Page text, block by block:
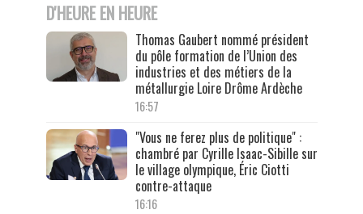
D'HEURE EN HEURE
Thomas Gaubert nommé président
du pôle formation de l’Union des
industries et des métiers de la
métallurgie Loire Drôme Ardèche
16:57
"Vous ne ferez plus de politique" :
chambré par Cyrille Isaac-Sibille sur
le village olympique, Éric Ciotti
contre-attaque
16:16